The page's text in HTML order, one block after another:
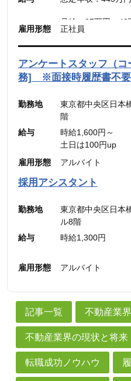
（固定残業代：45
5,600円】含む。）
※45時間を超える
金は別途追加支給
月給：27万円～42
（固定残業代：45
円】）
（45時間を超える
金は別途追加支給
雇用形態 正社員
アンケートスタッフ（
務] ※面接時履歴書不要
勤務地
東京都中央区日本
階
給与
時給1,600円～
土日は100円up
雇用形態
アルバイト
採用アシスタント
勤務地
東京都中央区日本
ル8階
給与
時給1,300円
雇用形態 アルバイト
記事一覧 不動産業
不動産業界の現状と将来
転職成功ノウハウ